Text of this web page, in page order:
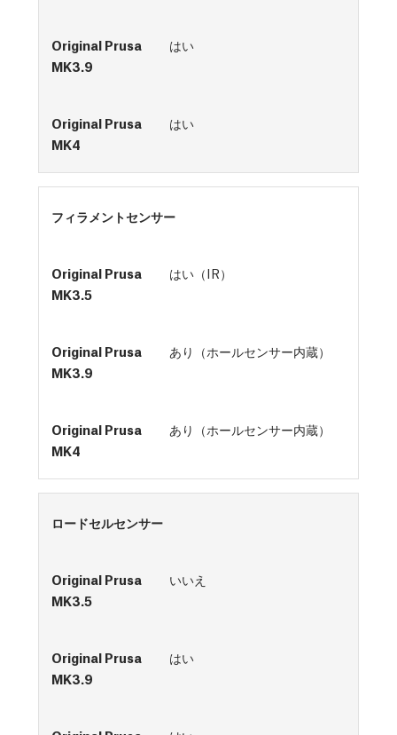
はい
はい
フィラメントセンサー
はい（IR）
あり（ホールセンサー内蔵）
あり（ホールセンサー内蔵）
ロードセルセンサー
いいえ
はい